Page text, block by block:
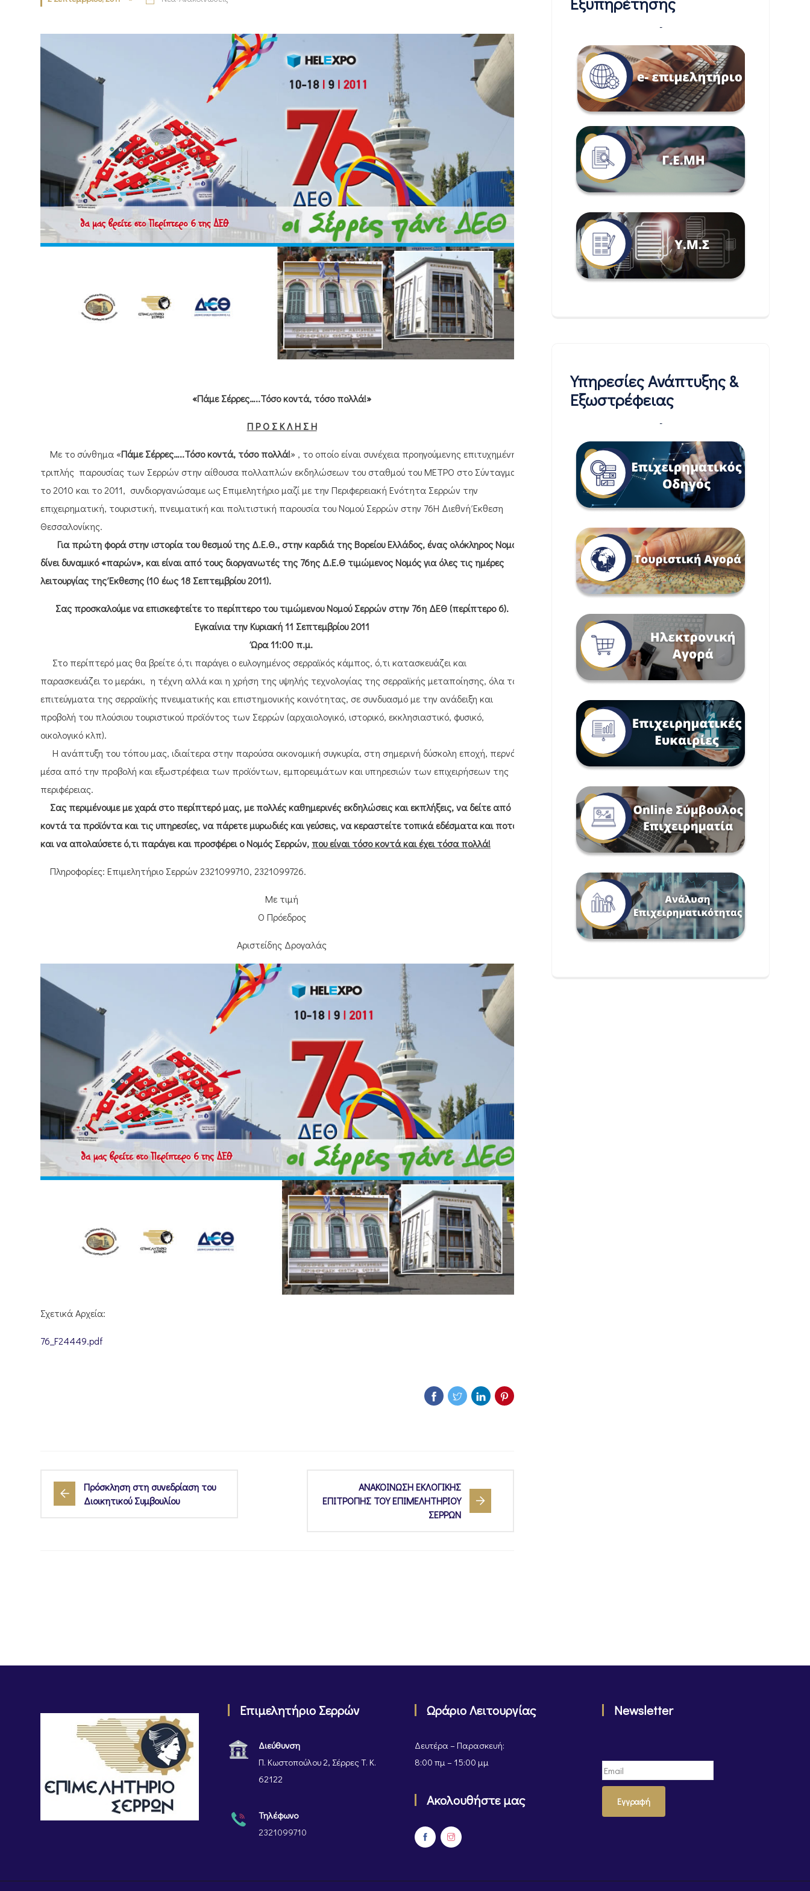
«Πάμε Σέρρες…..Τόσο κοντά, τόσο πολλά!»
Π Ρ Ο Σ Κ Λ Η Σ Η
Με το σύνθημα «Πάμε Σέρρες…..Τόσο κοντά, τόσο πολλά!» , το οποίο είναι συνέχεια προηγούμενης επιτυχημένης
τριπλής παρουσίας των Σερρών στην αίθουσα πολλαπλών εκδηλώσεων του σταθμού του ΜΕΤΡΟ στο Σύνταγμα
το 2010 και το 2011, συνδιοργανώσαμε ως Επιμελητήριο μαζί με την Περιφερειακή Ενότητα Σερρών την
επιχειρηματική, τουριστική, πνευματική και πολιτιστική παρουσία του Νομού Σερρών στην 76Η Διεθνή Έκθεση
Θεσσαλονίκης.
Για πρώτη φορά στην ιστορία του θεσμού της Δ.Ε.Θ., στην καρδιά της Βορείου Ελλάδος, ένας ολόκληρος Νομός
δίνει δυναμικό «παρών», και είναι από τους διοργανωτές της 76ης Δ.Ε.Θ τιμώμενος Νομός για όλες τις ημέρες
λειτουργίας της Έκθεσης (10 έως 18 Σεπτεμβρίου 2011).
Σας προσκαλούμε να επισκεφτείτε το περίπτερο του τιμώμενου Νομού Σερρών στην 76η ΔΕΘ (περίπτερο 6).
Εγκαίνια την Κυριακή 11 Σεπτεμβρίου 2011
Ώρα 11:00 π.μ.
Στο περίπτερό μας θα βρείτε ό,τι παράγει ο ευλογημένος σερραϊκός κάμπος, ό,τι κατασκευάζει και
παρασκευάζει το μεράκι, η τέχνη αλλά και η χρήση της υψηλής τεχνολογίας της σερραϊκής μεταποίησης, όλα τα
επιτεύγματα της σερραϊκής πνευματικής και επιστημονικής κοινότητας, σε συνδυασμό με την ανάδειξη και
προβολή του πλούσιου τουριστικού προϊόντος των Σερρών (αρχαιολογικό, ιστορικό, εκκλησιαστικό, φυσικό,
οικολογικό κλπ).
Η ανάπτυξη του τόπου μας, ιδιαίτερα στην παρούσα οικονομική συγκυρία, στη σημερινή δύσκολη εποχή, περνά
μέσα από την προβολή και εξωστρέφεια των προϊόντων, εμπορευμάτων και υπηρεσιών των επιχειρήσεων της
περιφέρειας.
Σας περιμένουμε με χαρά στο περίπτερό μας, με πολλές καθημερινές εκδηλώσεις και εκπλήξεις, να δείτε από
κοντά τα προϊόντα και τις υπηρεσίες, να πάρετε μυρωδιές και γεύσεις, να κεραστείτε τοπικά εδέσματα και ποτά
και να απολαύσετε ό,τι παράγει και προσφέρει ο Νομός Σερρών, που είναι τόσο κοντά και έχει τόσα πολλά!
Πληροφορίες: Επιμελητήριο Σερρών 2321099710, 2321099726.
Με τιμή
Ο Πρόεδρος
Αριστείδης Δρογαλάς
Σχετικά Αρχεία:
76_F24449.pdf
Πρόσκληση στη συνεδρίαση του
Διοικητικού Συμβουλίου
ΑΝΑΚΟΙΝΩΣΗ ΕΚΛΟΓΙΚΗΣ
ΕΠΙΤΡΟΠΗΣ ΤΟΥ ΕΠΙΜΕΛΗΤΗΡΙΟΥ
ΣΕΡΡΩΝ
-
Υπηρεσίες Ανάπτυξης &
Εξωστρέφειας
-
Επιμελητήριο Σερρών
Διεύθυνση
Π. Κωστοπούλου 2, Σέρρες Τ. Κ.
62122
Τηλέφωνο
2321099710
Ωράριο Λειτουργίας
Δευτέρα – Παρασκευή:
8:00 πμ – 15:00 μμ
Ακολουθήστε μας
Newsletter
Εγγραφή